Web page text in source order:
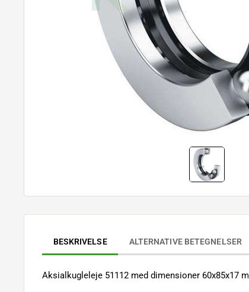
BESKRIVELSE ALTERNATIVE BETEGNELSER
Aksialkugleleje 51112 med dimensioner 60x85x17